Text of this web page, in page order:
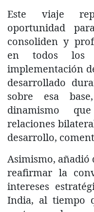
Este viaje
oportunidad
consoliden y
en todos los
implementación
desarrollado
sobre esa
dinamismo
relaciones
desarrollo,
Asimismo,
reafirmar la
intereses
India, al tiempo